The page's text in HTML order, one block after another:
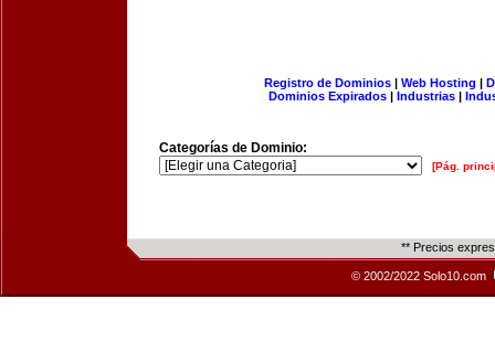
Registro de Dominios| Web Hosting |
Dominios Expirados | Industrias |
Categorías de Dominio:
[Pág.
** Precios
© 2002/2022 Solo10.com